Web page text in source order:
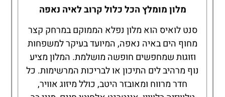
מלון מומלץ הכל כלול קרוב לאיה נאפה
סנט לואיס הוא מלון נפלא הממוקם במרחק קצר
מחוף הים באיה נאפה, המיועד בעיקר למשפחות
וזוגות שמחפשים חופשה מושלמת. המלון מציע
נוף מרהיב לים התיכון או לבריכות המרשימות. כל
חדר מרווח ומאובזר היטב, כולל מיזוג אוויר,